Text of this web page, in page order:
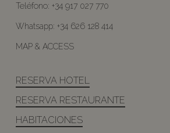
Teléfono: +34 917 027 770
Whatsapp: +34 626 128 414
MAP & ACCESS
RESERVA HOTEL
RESERVA RESTAURANTE
HABITACIONES